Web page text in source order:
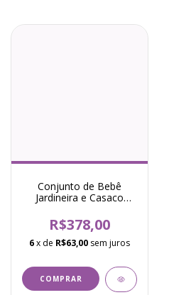
Conjunto de Bebê
Jardineira e Casaco
R$378,00
6x de R$63,00 sem juros
COMPRAR